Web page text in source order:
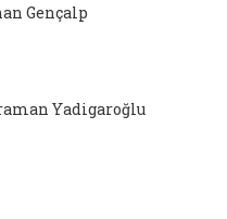
Gençalp
Yadigaroğlu